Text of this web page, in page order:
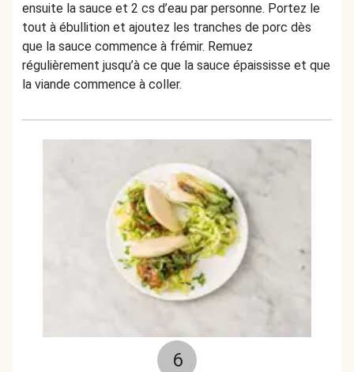
ensuite la sauce et 2 cs d’eau par personne. Portez le
tout à ébullition et ajoutez les tranches de porc dès
que la sauce commence à frémir. Remuez
régulièrement jusqu’à ce que la sauce épaississe et que
la viande commence à coller.
6